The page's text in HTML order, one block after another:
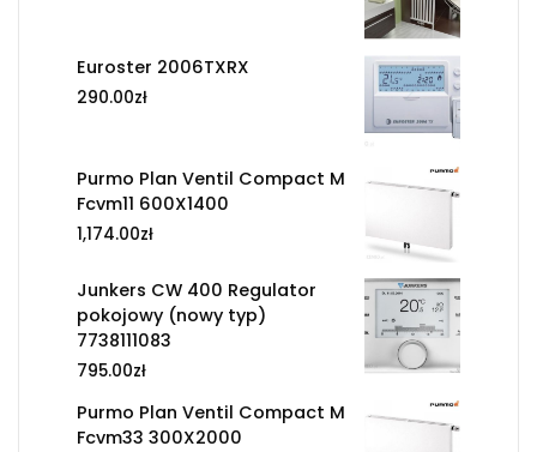
Euroster 2006TXRX
290.00zł
Purmo Plan Ventil Compact M
Fcvm11 600X1400
1,174.00zł
Junkers CW 400 Regulator
pokojowy (nowy typ)
7738111083
795.00zł
Purmo Plan Ventil Compact M
Fcvm33 300X2000